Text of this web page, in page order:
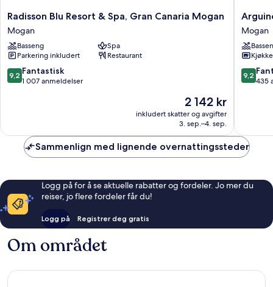
Radisson
Blu
Resort
&
Spa,
Gran
Canaria
Radisson Blu Resort & Spa, Gran Canaria Mogan
Mogan
Basseng
Spa
Parkering inkludert
Restaurant
9.2
av
9,2 Fantastisk
1 007 anmeldelser
Prisen
er
2 142 kr
2 142 kr
inkludert skatter og avgifter
3. sep.–4. sep.
Park
By
Servatur
VV
Mogan
Mogan
9.2
av
9,2
435
Sammenlign med lignende overnattingssteder
Logg på for å se aktuelle rabatter og fordeler. Jo mer du
reiser, jo flere fordeler får du!
Logg på Registrer deg gratis
Om området